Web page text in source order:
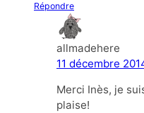
Répondre
allmadehere
11 décembre
Merci Inès, je
plaise!